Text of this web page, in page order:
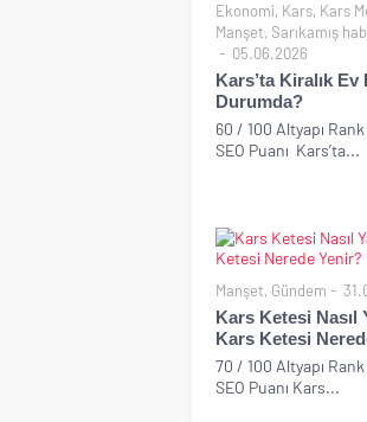
Ekonomi, Kars, Kars
Manşet, Sarıkamış
05.06.2026
Kars’ta Kiralık Ev
Durumda?
60 / 100 Altyapı
SEO Puanı Kars’ta...
Manşet, Gündem
Kars Ketesi Nasıl
Kars Ketesi
70 / 100 Altyapı
SEO Puanı Kars...